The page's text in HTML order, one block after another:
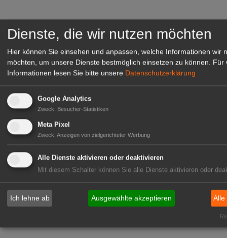
Dienste, die wir nutzen möchten
Hier können Sie einsehen und anpassen, welche Informationen wir
möchten, um unsere Dienste bestmöglich einsetzen zu können.
Für
Informationen lesen Sie bitte unsere Datenschutzerklärung
Google Analytics
Zweck: Besucher-Statistiken
Meta Pixel
Zweck: Anzeigen von zielgerichteter Werbung
Alle Dienste aktivieren oder deaktivieren
Mit diesem Schalter können Sie alle Dienste aktivieren oder
Ich lehne ab Ausgewählte akzeptieren Alle